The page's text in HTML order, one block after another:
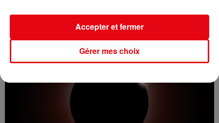
Gérer mes choix
Accepter et fermer